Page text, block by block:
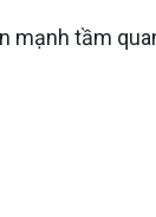
mạnh tầm